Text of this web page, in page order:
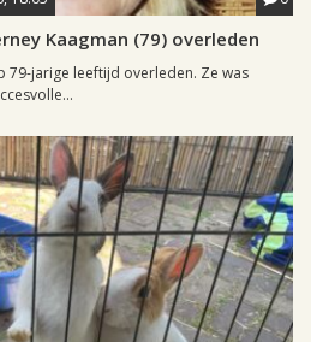
Kaagman (79) overleden
79-jarige leeftijd overleden. Ze was